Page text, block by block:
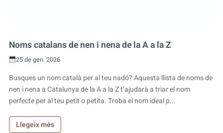
Noms catalans de nen i nena de la A a la Z
25 de gen. 2026
Busques un nom català per al teu nadó? Aquesta llista de noms de
nen i nena a Catalunya de la A a la Z t’ajudarà a triar el nom
perfecte per al teu petit o petita. Troba el nom ideal p...
Llegeix més